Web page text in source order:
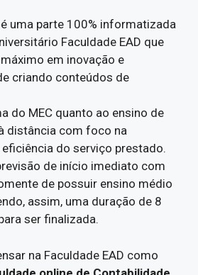
uma parte 100% informatizada
Faculdade EAD que
em inovação e
criando conteúdos de
do MEC quanto ao ensino de
distância com foco na
do serviço prestado.
de início imediato com
de possuir ensino médio
assim, uma duração de 8
ser finalizada.
na Faculdade EAD como